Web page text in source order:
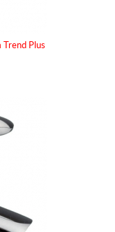
Plus